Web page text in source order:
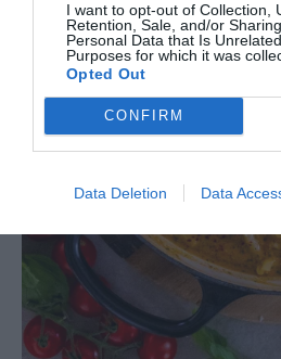
I want to opt-out of Collection,
Retention, Sale, and/or
Personal Data that Is
Purposes for which it was
Opted Out
CONFIRM
Data Deletion Data